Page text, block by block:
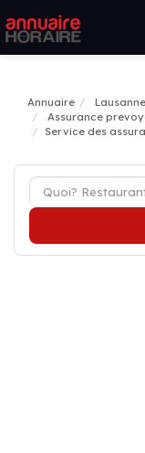
Annuaire
Assurance
Service des